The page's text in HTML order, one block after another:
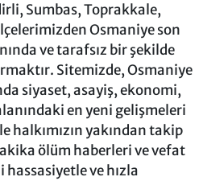
Sumbas, Toprakkale,
Osmaniye son
ve tarafsız bir şekilde
Sitemizde, Osmaniye
siyaset, asayiş, ekonomi,
en yeni gelişmeleri
halkımızın yakından takip
ölüm haberleri ve vefat
hassasiyetle ve hızla